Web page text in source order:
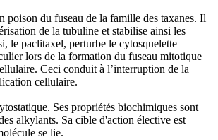
poison du fuseau de la famille des taxanes. Il
de la tubuline et stabilise ainsi les
le paclitaxel, perturbe le cytosquelette
lors de la formation du fuseau mitotique
Ceci conduit à l’interruption de la
cellulaire.
Ses propriétés biochimiques sont
alkylants. Sa cible d'action élective est
se lie.